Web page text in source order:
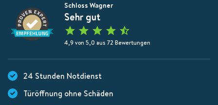
Schloss Wagner
Sehr gut
4,9 von 5,0 aus 72 Bewertungen
24 Stunden Notdienst
Türöffnung ohne Schäden